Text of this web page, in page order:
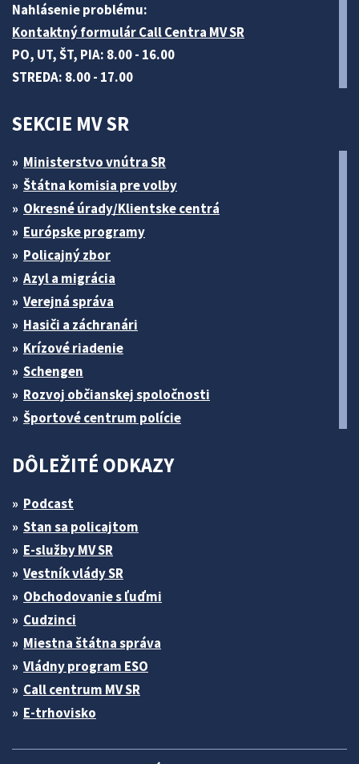
Nahlásenie problému:
Kontaktný formulár Call Centra MV SR
PO, UT, ŠT, PIA: 8.00 - 16.00
STREDA: 8.00 - 17.00
SEKCIE MV SR
Ministerstvo vnútra SR
Štátna komisia pre volby
Okresné úrady/Klientske centrá
Európske programy
Policajný zbor
Azyl a migrácia
Verejná správa
Hasiči a záchranári
Krízové riadenie
Schengen
Rozvoj občianskej spoločnosti
Športové centrum polície
DÔLEŽITÉ ODKAZY
Podcast
Stan sa policajtom
E-služby MV SR
Vestník vlády SR
Obchodovanie s ľuďmi
Cudzinci
Miestna štátna správa
Vládny program ESO
Call centrum MV SR
E-trhovisko